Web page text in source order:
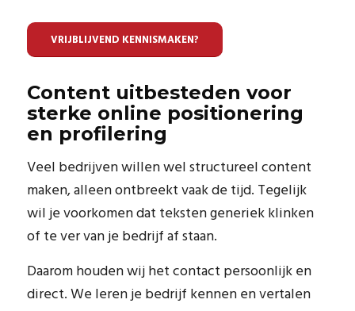
VRIJBLIJVEND KENNISMAKEN?
Content uitbesteden voor
sterke online positionering
en profilering
Veel bedrijven willen wel structureel content
maken, alleen ontbreekt vaak de tijd. Tegelijk
wil je voorkomen dat teksten generiek klinken
of te ver van je bedrijf af staan.
Daarom houden wij het contact persoonlijk en
direct. We leren je bedrijf kennen en vertalen